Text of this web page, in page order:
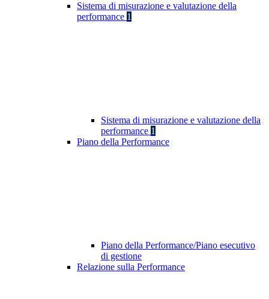
Sistema di misurazione e valutazione della
performance 1
Sistema di misurazione e valutazione della
performance 1
Piano della Performance
Piano della Performance/Piano esecutivo
di gestione
Relazione sulla Performance